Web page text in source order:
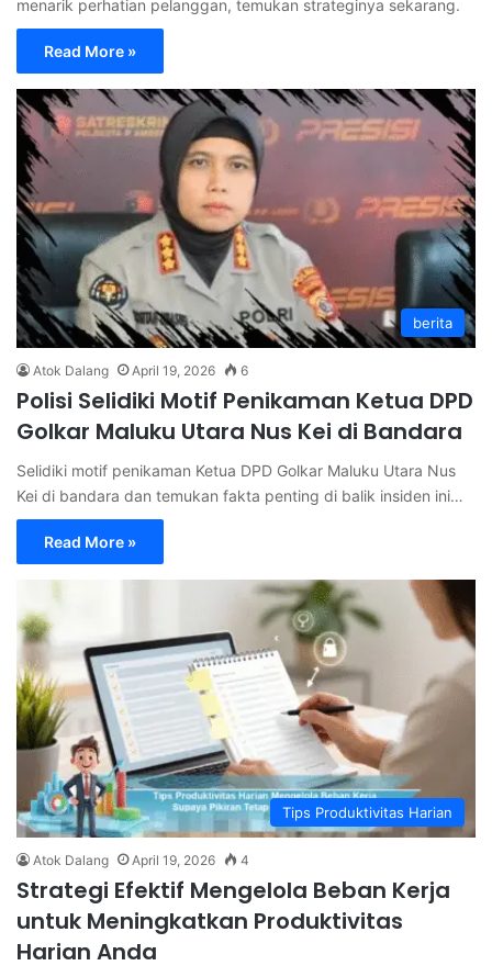
menarik perhatian pelanggan, temukan strateginya sekarang.
Read More »
berita
Atok Dalang April 19, 2026 6
Polisi Selidiki Motif Penikaman Ketua DPD
Golkar Maluku Utara Nus Kei di Bandara
Selidiki motif penikaman Ketua DPD Golkar Maluku Utara Nus
Kei di bandara dan temukan fakta penting di balik insiden ini…
Read More »
Tips Produktivitas Harian
Atok Dalang April 19, 2026 4
Strategi Efektif Mengelola Beban Kerja
untuk Meningkatkan Produktivitas
Harian Anda